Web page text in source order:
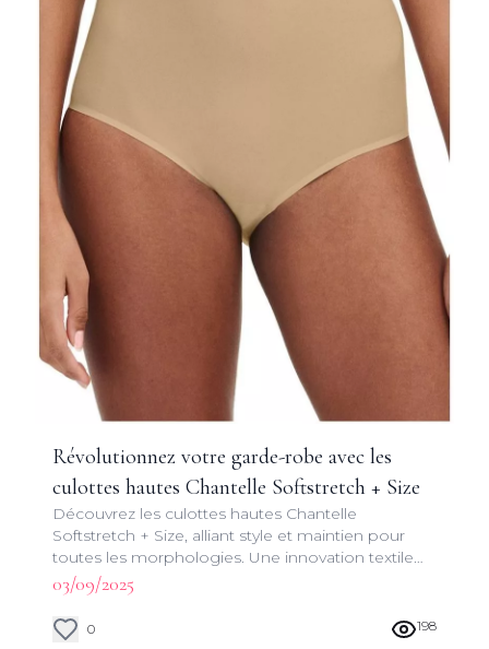
Révolutionnez votre garde-robe avec les
culottes hautes Chantelle Softstretch + Size
Découvrez les culottes hautes Chantelle
Softstretch + Size, alliant style et maintien pour
toutes les morphologies. Une innovation textile
pour un quotidien sans compromis.
03/09/2025
0 198